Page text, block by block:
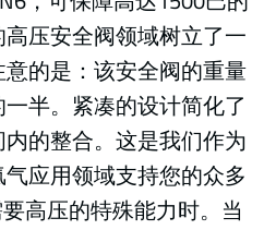
压安全阀领域树立了一
的是：该安全阀的重量
半。紧凑的设计简化了
的整合。这是我们作为
应用领域支持您的众多
高压的特殊能力时。当